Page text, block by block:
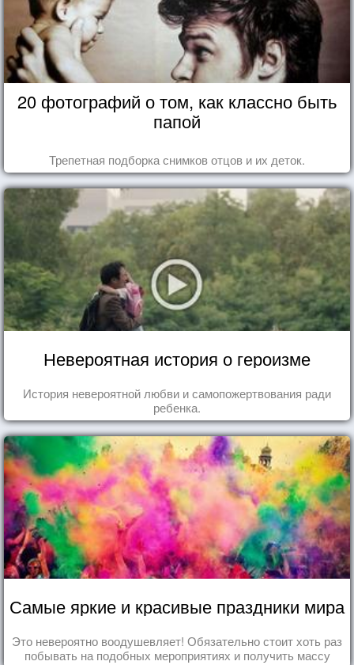
20 фотографий о том, как классно быть
папой
Трепетная подборка снимков отцов и их деток.
Невероятная история о героизме
История невероятной любви и самопожертвования ради
ребенка.
Самые яркие и красивые праздники мира
Это невероятно воодушевляет! Обязательно стоит хоть раз
побывать на подобных мероприятиях и получить массу